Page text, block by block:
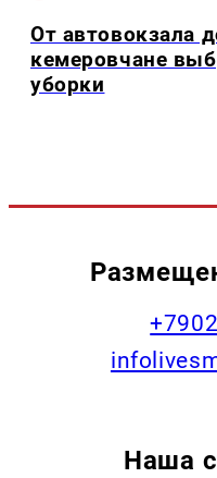
От автовокзала
кемеровчане
уборки
Наша